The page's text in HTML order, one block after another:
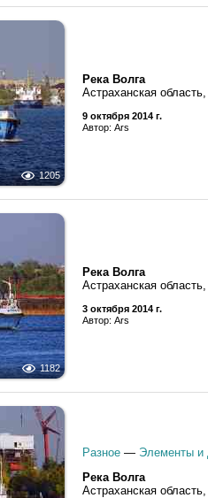
1205
Река Волга
Астраханская
9 октября 2014 г.
Автор: Ars
1182
Река Волга
Астраханская
3 октября 2014 г.
Автор: Ars
Разное — Элементы и
Река Волга
Астраханская